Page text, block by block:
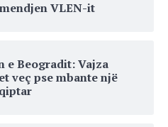
VLEN-it
e Beogradit: Vajza
veç pse mbante një